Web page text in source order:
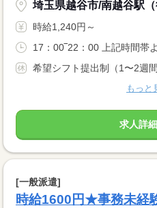
埼玉県越谷市/南越谷駅（
時給1,240円～
17：00‾22：00 上記時間帯
希望シフト提出制（1〜2週
もっと
求人詳
[一般派遣]
時給1600円★事務未経